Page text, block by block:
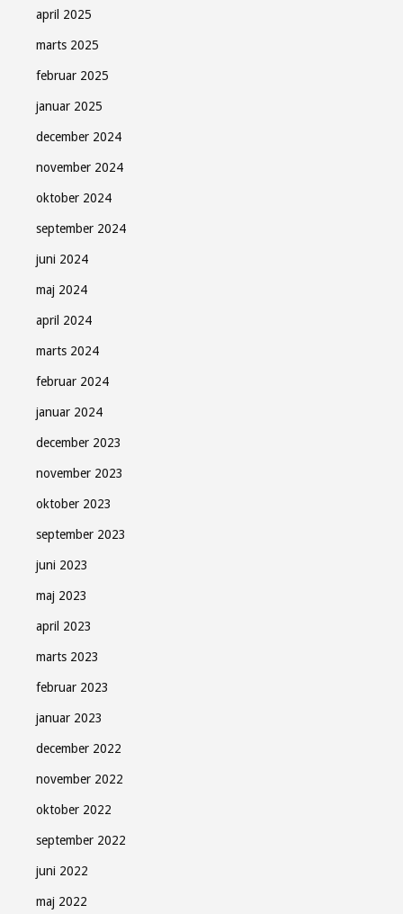
april 2025
marts 2025
februar 2025
januar 2025
december 2024
november 2024
oktober 2024
september 2024
juni 2024
maj 2024
april 2024
marts 2024
februar 2024
januar 2024
december 2023
november 2023
oktober 2023
september 2023
juni 2023
maj 2023
april 2023
marts 2023
februar 2023
januar 2023
december 2022
november 2022
oktober 2022
september 2022
juni 2022
maj 2022